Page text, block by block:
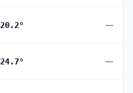
20.2° —
24.7° —